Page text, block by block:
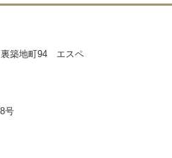
裏築地町94 エスペ
号